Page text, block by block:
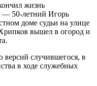
жизнь
— 50-летний Игорь
доме судьи на улице
вышел в огород и
версий случившегося, в
в ходе служебных